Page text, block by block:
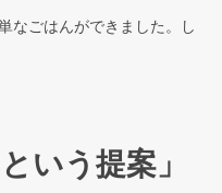
なごはんができました。し
いう提案」